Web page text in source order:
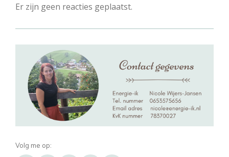
Er zijn geen reacties geplaatst.
Volg me op: